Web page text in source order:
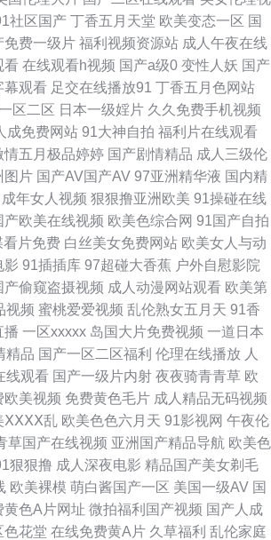
视频网站 91成人小视频 91资源在线播放 成人在线69
在线抠逼 日韩成人动漫 91九色熟女老版 成人免费观
影院 色综合蜜桃网 天天日狠狠干 91青草娱乐 91足
久久网站 在线播放黑丝高潮 91网站黄 AV男人网光
品 欧洲Au麻豆 熟女3P内射国产 香蕉视频在线看 91
合影院 大香蕉大香蕉蜜 韩日123区 另类综合另类 欧
第二页 亚洲成人电影院 91经典视频 AV性爱久 成人
女草逼色天堂 日本精品五区 四虎怎么播放失败 97偷
国产黑丝97 久久精品国产视频 免费观看91视频 日
人天堂 91碰在线观看 97资源国产 韩国不卡污视频 老
人视频 天天干网 91露脸熟女视频 俺来也俺去也久久
社区国产 丁香五月天堂 欧美变态一区 国
免费一级片 福利视频资源站 成人午夜在线
看 在线观看h视频 国产a级0 变性人妖 国产
幕观看 足交在线播放91 丁香五月色网站
区二区 日本一级婬片 久久免费手机视频
成免费网站 91大神自拍 福利片在线观看
情五月极品婷婷 国产剧情精品 成人三级伦
图片 国产AV国产AV 97亚洲精华液 国内精
成年女人视频 狠狠撸亚洲欧美 91操碰在线
产欧美在线视频 欧美色综合网 91国产自拍
看片免费 白丝美女免费网站 欧美女人与动
影 91插插库 97超碰大香蕉 户外自慰影院
产偷窥盗摄视频 成人动漫网站观看 欧美第
视频 蜜桃爱爱视频 乱伦熟女五月天 91香
播 一区xxxxx 岛国大片免费视频 一道日本
精品 国产一区二区福利 伦理在线播放 人
线观看 国产一级片内射 夜夜骑青青草 欧
欧美视频 免费黄色毛片 成人精品无码视频
ⅩⅩⅩⅩ乱 欧美色色六月天 91影视网 午夜伦
草国产在线视频 亚洲国产精品导航 欧美色
狠狠撸 成人深夜电影 精品国产美女剃毛
欧美裸模 萌白酱国产一区 美国一级AV 国
黄色A片网址 微拍福利国产视频 国产人成
色花堂 在线免费黄A片 久草福利 乱伦家庭